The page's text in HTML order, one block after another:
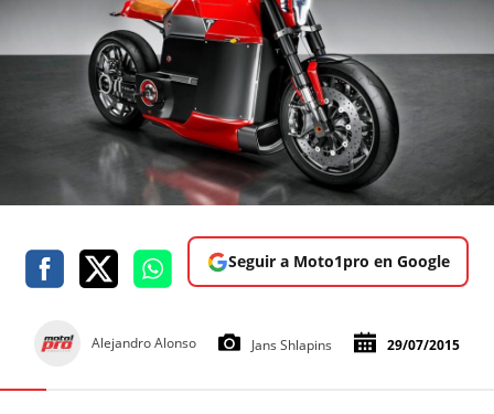
Seguir a Moto1pro en Google
Alejandro Alonso Jans Shlapins 29/07/2015